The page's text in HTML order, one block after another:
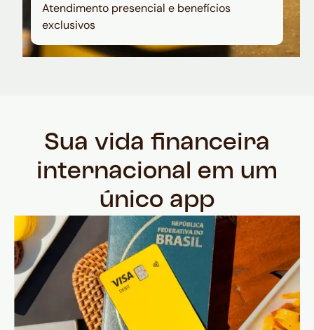
Atendimento presencial e benefícios
exclusivos
Sua vida financeira
internacional em um
único app